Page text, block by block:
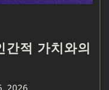
적 가치와의
2026